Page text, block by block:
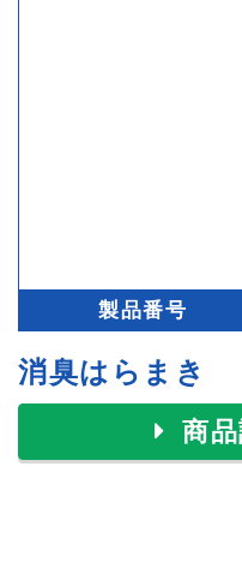
製品番号
消臭はらまき
商